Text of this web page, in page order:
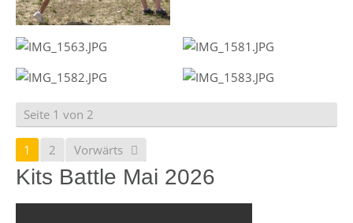
Seite 1 von 2
1 2 Vorwärts
Kits Battle Mai 2026